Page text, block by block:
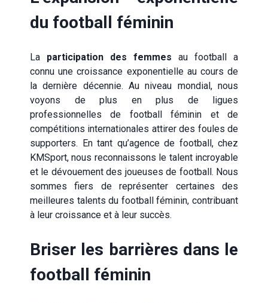
du football féminin
La participation des femmes au football a
connu une croissance exponentielle au cours de
la dernière décennie. Au niveau mondial, nous
voyons de plus en plus de ligues
professionnelles de football féminin et de
compétitions internationales attirer des foules de
supporters. En tant qu’agence de football, chez
KMSport, nous reconnaissons le talent incroyable
et le dévouement des joueuses de football. Nous
sommes fiers de représenter certaines des
meilleures talents du football féminin, contribuant
à leur croissance et à leur succès.
Briser les barrières dans le
football féminin